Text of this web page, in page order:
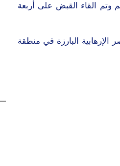
وتم القاء القبض على أربعة
البارزة في منطقة